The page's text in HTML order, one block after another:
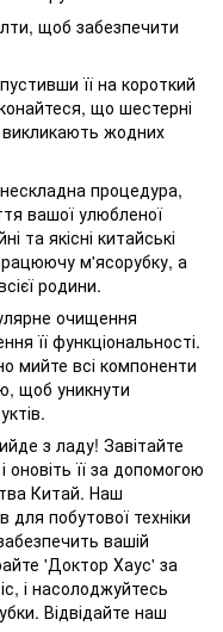
щоб забезпечити
її на короткий
що шестерні
жодних
процедура,
вашої улюбленої
та якісні китайські
м'ясорубку, а
родини.
очищення
її функціональності.
мийте всі компоненти
щоб уникнути
з ладу! Завітайте
її за допомогою
Китай. Наш
побутової техніки
вашій
'Доктор Хаус' за
і насолоджуйтесь
Відвідайте наш